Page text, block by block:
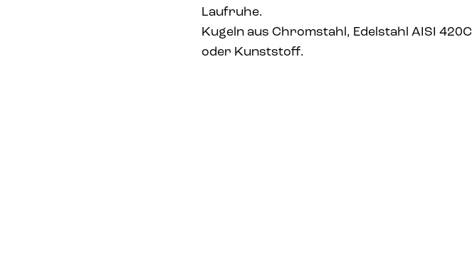
Laufruhe.
Kugeln aus Chromstahl, Edelstahl AISI 420C
oder Kunststoff.